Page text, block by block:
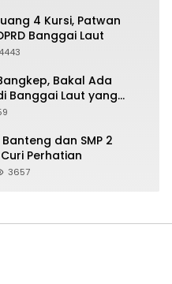
4 Kursi, Patwan
Banggai Laut
4443
Bakal Ada
Banggai Laut yang
Kata Kapolres!
Banteng dan SMP 2
Perhatian
3657